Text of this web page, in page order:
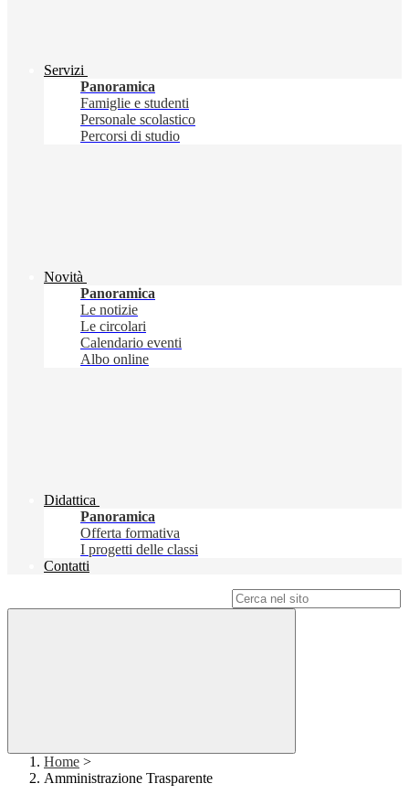
Servizi
Panoramica
Famiglie e studenti
Personale scolastico
Percorsi di studio
Novità
Panoramica
Le notizie
Le circolari
Calendario eventi
Albo online
Didattica
Panoramica
Offerta formativa
I progetti delle classi
Contatti
Home >
Amministrazione Trasparente